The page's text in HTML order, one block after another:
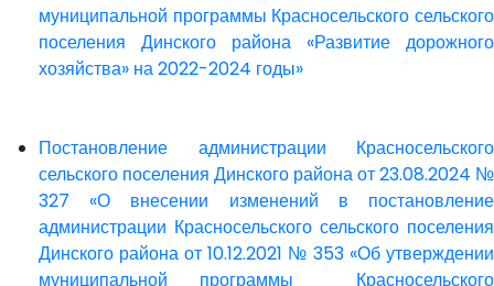
муниципальной программы Красносельского сельского
поселения Динского района «Развитие дорожного
хозяйства» на 2022-2024 годы»
Постановление администрации Красносельского
сельского поселения Динского района от 23.08.2024 №
327 «О внесении изменений в постановление
администрации Красносельского сельского поселения
Динского района от 10.12.2021 № 353 «Об утверждении
муниципальной программы Красносельского